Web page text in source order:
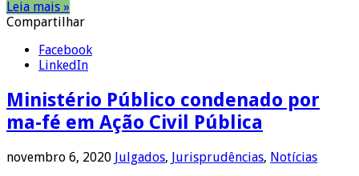
Leia mais »
Compartilhar
Facebook
LinkedIn
Ministério Público condenado por
ma-fé em Ação Civil Pública
novembro 6, 2020 Julgados, Jurisprudências, Notícias